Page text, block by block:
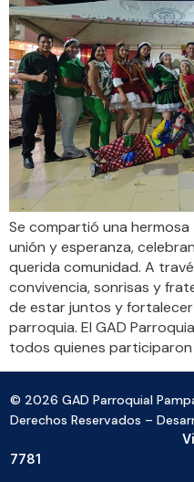
Se compartió una
unión y esperanza,
querida comunidad. A
convivencia, sonrisas y
de estar juntos y
parroquia. El GAD
todos quienes participaron
© 2026 GAD Parroquial
Derechos Reservados –
7781